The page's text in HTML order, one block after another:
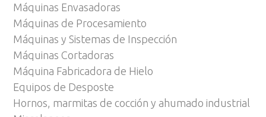
Máquinas Envasadoras
Máquinas de Procesamiento
Máquinas y Sistemas de Inspección
Máquinas Cortadoras
Máquina Fabricadora de Hielo
Equipos de Desposte
Hornos, marmitas de cocción y ahumado industrial